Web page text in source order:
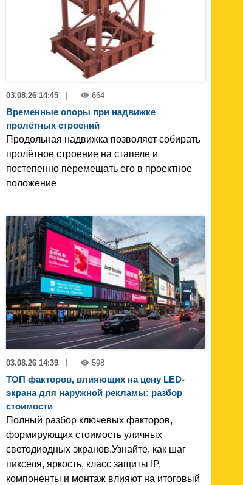
03.08.26 14:45 | 664
Временные опоры при надвижке
пролётных строений
Продольная надвижка позволяет собирать
пролётное строение на стапеле и
постепенно перемещать его в проектное
положение
03.08.26 14:39 598
ТОП факторов, влияющих на цену LED-
экрана для наружной рекламы: разбор
стоимости
Полный разбор ключевых факторов,
формирующих стоимость уличных
светодиодных экранов.Узнайте, как шаг
пикселя, яркость, класс защиты IP,
компоненты и монтаж влияют на итоговый